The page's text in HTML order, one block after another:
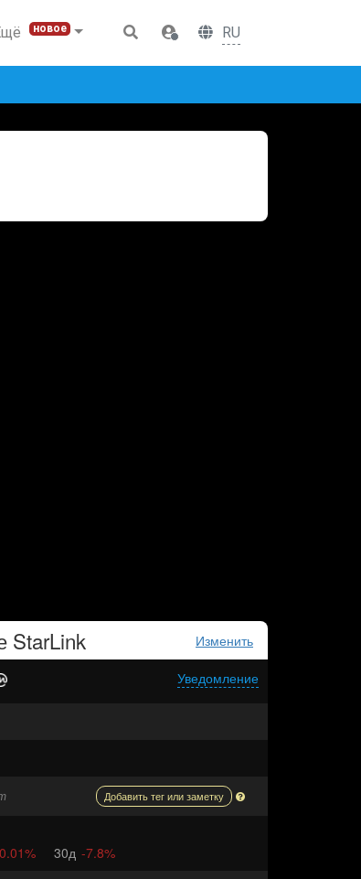
новое RU
StarLink Изменить
Уведомление
Добавить тег или заметку
30д -7.8%